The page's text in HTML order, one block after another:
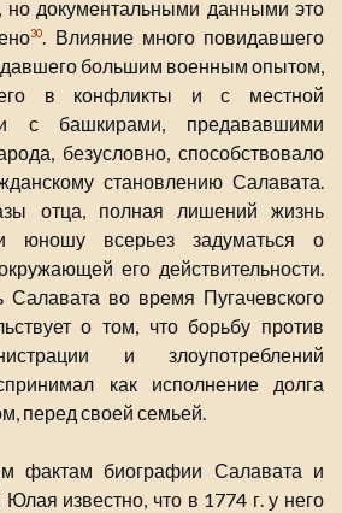
но документальными данными это
30. Влияние много повидавшего
большим военным опытом,
в конфликты и с местной
и с башкирами, предававшими
безусловно, способствовало
становлению Салавата.
отца, полная лишений жизнь
юношу всерьез задуматься о
его действительности.
Салавата во время Пугачевского
о том, что борьбу против
и злоупотреблений
как исполнение долга
перед своей семьей.
фактам биографии Салавата и
известно, что в 1774 г. у него